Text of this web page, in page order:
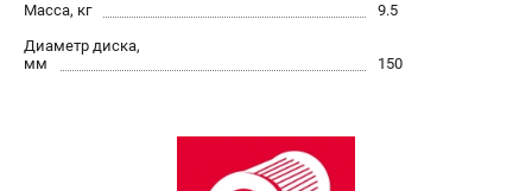
СЕТЕВОЙ ЭЛЕКТРОИНСТРУМЕНТ
Масса, кг
9.5
Диаметр диска,
мм
150